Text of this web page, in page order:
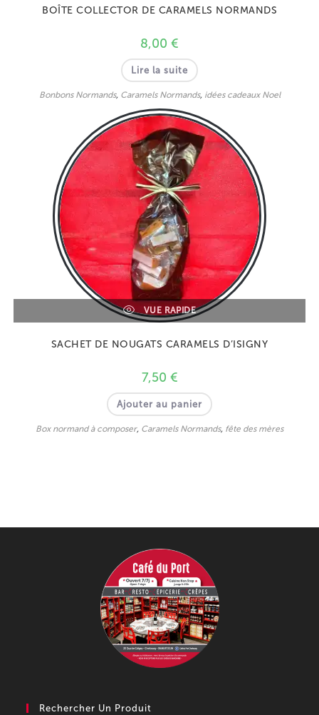
BOÎTE COLLECTOR DE CARAMELS NORMANDS
8,00 €
Lire la suite
Bonbons Normands, Caramels Normands, idées cadeaux Noel
VUE RAPIDE
SACHET DE NOUGATS CARAMELS D’ISIGNY
7,50 €
Ajouter au panier
Box normand à composer, Caramels Normands, fête des mères
Rechercher Un Produit